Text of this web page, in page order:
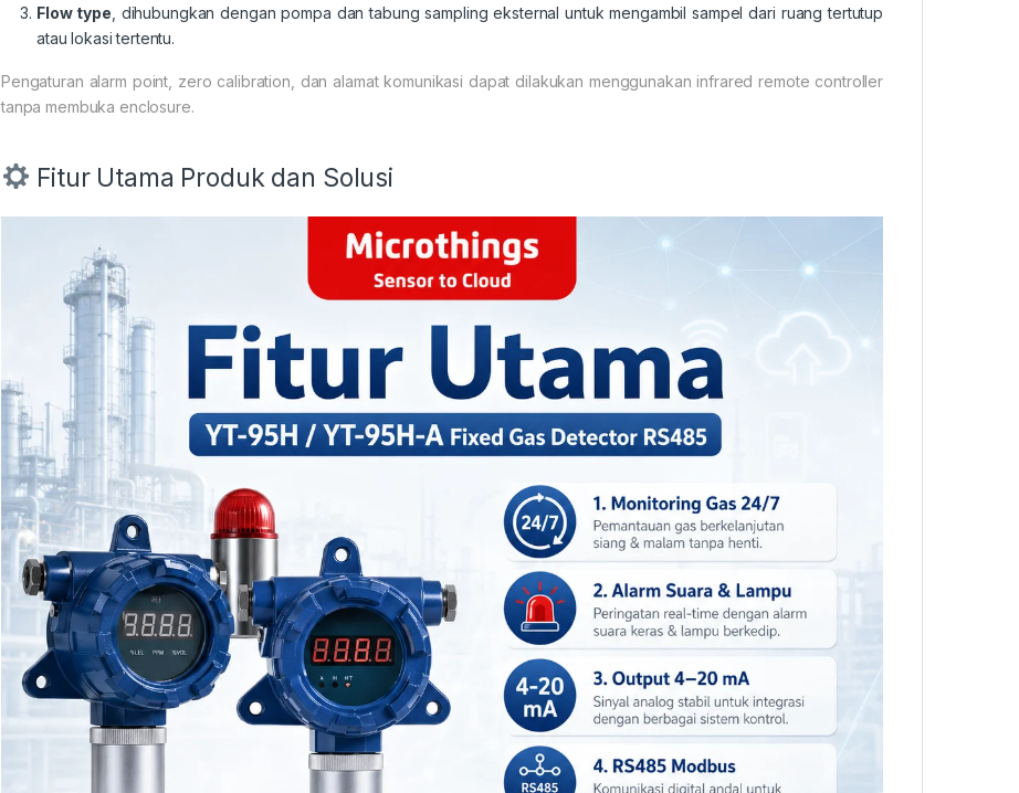
Flow type , dihubungkan dengan pompa dan tabung sampling eksternal untuk mengambil sampel dari ruang tertutup
atau lokasi tertentu.
Pengaturan alarm point, zero calibration, dan alamat komunikasi dapat dilakukan menggunakan infrared remote controller
tanpa membuka enclosure.
Fitur Utama Produk dan Solusi